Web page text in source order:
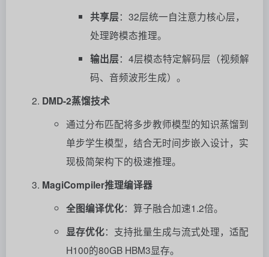
共享层：32层统一自注意力核心层，
处理跨模态推理。
输出层：4层模态特定解码层（视频解
码、音频波形生成）。
DMD-2蒸馏技术
通过分布匹配将多步教师模型的知识蒸馏到
单步学生模型，结合无时间步嵌入设计，实
现极简架构下的极速推理。
MagiCompiler推理编译器
全图编译优化：算子融合加速1.2倍。
显存优化：支持批量生成与流式处理，适配
H100的80GB HBM3显存。